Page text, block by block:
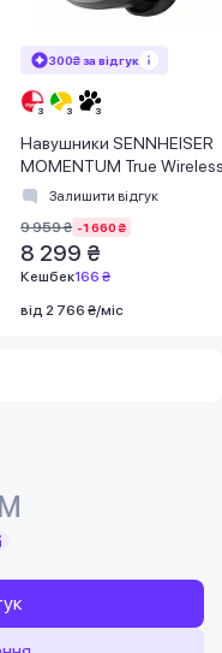
300₴ за відгук
Навушники SENNHEISER
MOMENTUM True
Залишити відгук
9 959 ₴ -1 660 ₴
8 299 ₴
Кешбек166 ₴
від 2 766 ₴/міс